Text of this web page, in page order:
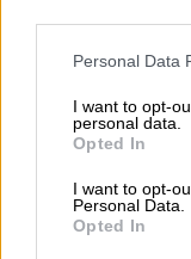
Please note that
not limited to your
grant or deny
use your data for
consent section.
Personal Data
I want to opt-
personal data.
Opted In
I want to opt-
Personal Data.
Opted In
Η ΕΣΗΕΑ σε
συλλυπήθηκε
Δράζου, ενώ
συγκρότηση
φίλος».